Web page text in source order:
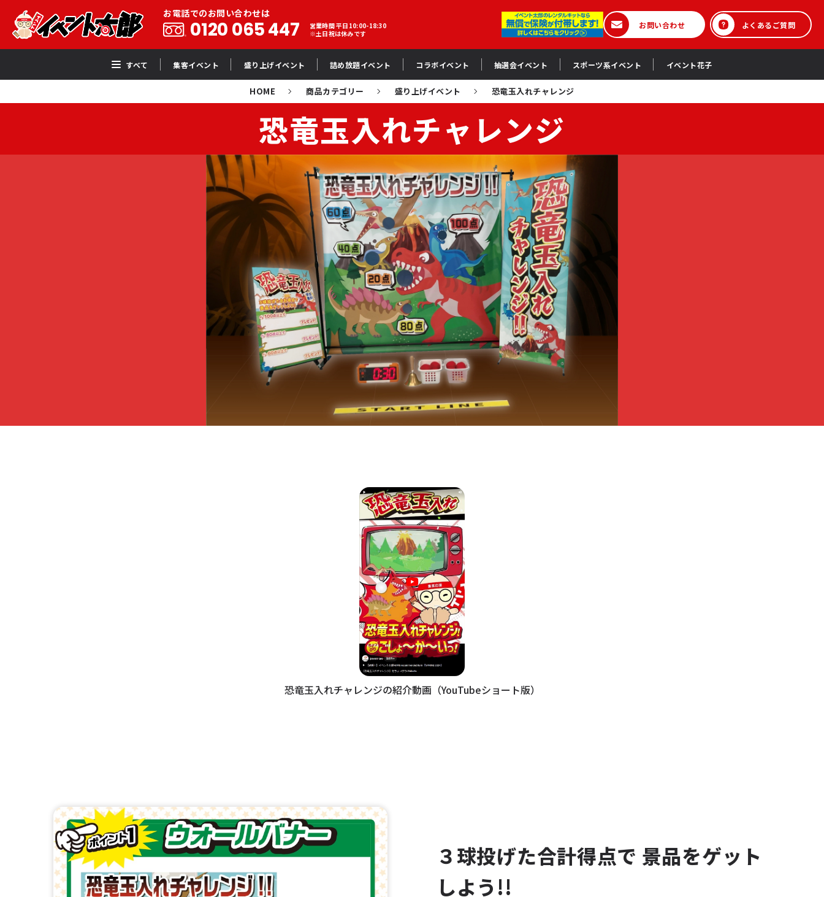
お電話でのお問い合わせは
0120 065 447
営業時間 平日10:00-18:30
※土日祝は休みです
お問い合わせ よくあるご質問
すべて 集客イベント 盛り上げイベント 詰め放題イベント コラボイベント 抽選会イベント スポーツ系イベント イベント花子
HOME 商品カテゴリー 盛り上げイベント 恐竜玉入れチャレンジ
恐竜玉入れチャレンジ
恐竜玉入れチャレンジの紹介動画（YouTubeショート版）
３球投げた合計得点で 景品をゲット
しよう!!